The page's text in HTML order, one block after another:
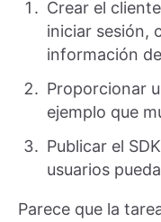
Crear el
iniciar sesión,
información
Proporcionar
ejemplo que
Publicar el
usuarios
Parece que la